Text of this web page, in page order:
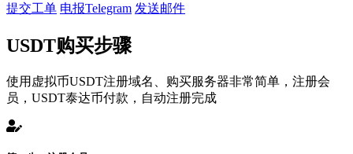
提交工单 电报Telegram 发送邮件
USDT购买步骤
使用虚拟币USDT注册域名、购买服务器非常简单，注册会
员，USDT泰达币付款，自动注册完成